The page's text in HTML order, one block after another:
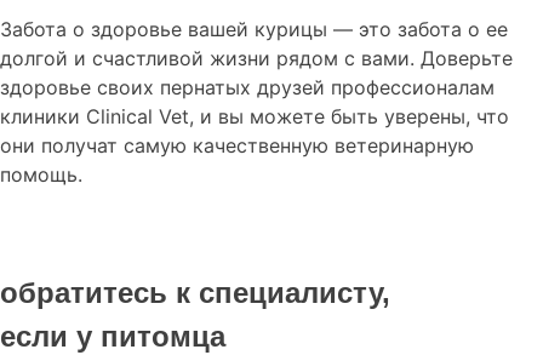
Забота о здоровье вашей курицы — это забота о ее
долгой и счастливой жизни рядом с вами. Доверьте
здоровье своих пернатых друзей профессионалам
клиники Clinical Vet, и вы можете быть уверены, что
они получат самую качественную ветеринарную
помощь.
обратитесь к специалисту,
если у питомца